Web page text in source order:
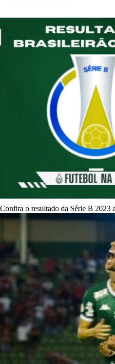
Confira o resultado da Série B 2023